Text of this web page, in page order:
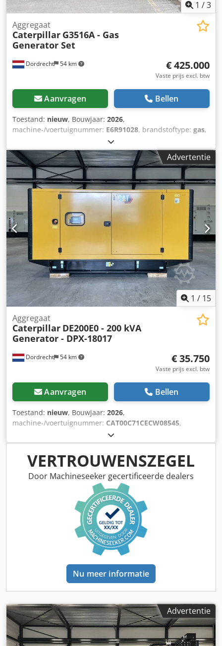
1 /3
Dordrecht 54 km
Aggregaat
Caterpillar G3516A - Gas
Generator Set
€ 425.000
Vaste prijs excl. btw
Aanvragen Bellen
Toestand: nieuw, Bouwjaar: 2026,
machine-/voertuignummer: E6R91028, brandstoftype: gas,
, Toepassingsdoel: Bouwsector
Dedpjzcugcsfx Abmock Leeggewicht: 12.500 kg
Generatorvermogen: 1.218 kVA Laadruim afmetingen: 50 x
175 x 195 cm Neem contact op met Team DPX voor meer
informatie.
Advertentie
1 / 15
Dordrecht 54 km
Aggregaat
Caterpillar DE200E0 - 200 kVA
Generator - DPX-18017
€ 35.750
Vaste prijs excl. btw
Aanvragen Bellen
Toestand: nieuw, Bouwjaar: 2026,
machine-/voertuignummer: CAT00C71CECW08545,
, motorfabrikant:
Toepassing: Bouwsector Leeggewicht: 2.203 kg
Dcsdpjwvdxpofx Abmsk Generatorvermogen: 200 kVA
Laadruim afmetingen: 352 x 133 x 181 cm CE-markering: ja
Watertankinhoud: 418 l Land van productie: VK Neem
contact op met Team DPX voor meer informatie. = Verdere
opties en toebehoren = - Accu - Bedieningspaneel - Stalen
VERTROUWENSZEGEL
Door Machineseeker gecertificeerde dealers
Nu meer informatie
Advertentie